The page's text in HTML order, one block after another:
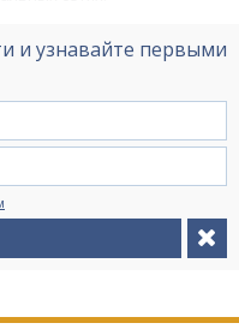
и узнавайте первыми